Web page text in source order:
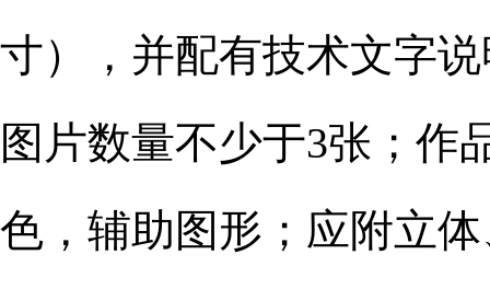
寸），并配有技术文字
图片数量不少于3张；作
色，辅助图形；应附立